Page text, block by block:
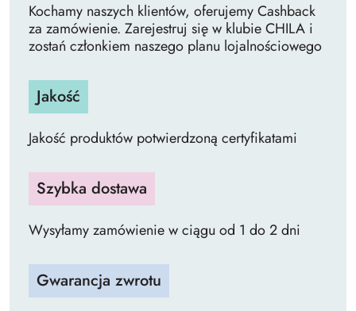
Kochamy naszych klientów, oferujemy Cashback
za zamówienie. Zarejestruj się w klubie CHILA i
zostań członkiem naszego planu lojalnościowego
Jakość
Jakość produktów potwierdzoną certyfikatami
Szybka dostawa
Wysyłamy zamówienie w ciągu od 1 do 2 dni
Gwarancja zwrotu